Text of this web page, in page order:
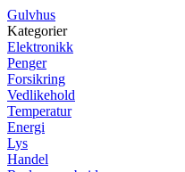
Gulvhus
Kategorier
Elektronikk
Penger
Forsikring
Vedlikehold
Temperatur
Energi
Lys
Handel